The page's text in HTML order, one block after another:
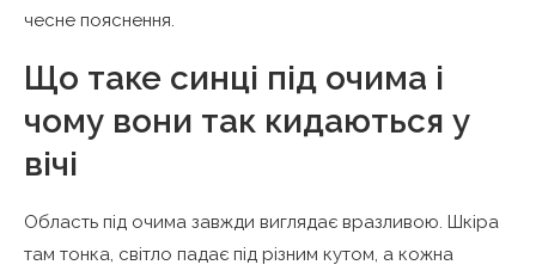
чесне пояснення.
Що таке синці під очима і
чому вони так кидаються у
вічі
Область під очима завжди виглядає вразливою. Шкіра
там тонка, світло падає під різним кутом, а кожна